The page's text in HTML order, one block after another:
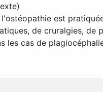
est
de cruralgies, de
les cas de